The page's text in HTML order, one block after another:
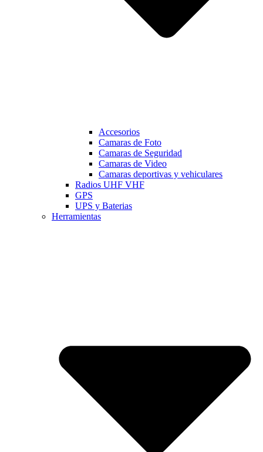
Accesorios
Camaras de Foto
Camaras de Seguridad
Camaras de Video
Camaras deportivas y vehiculares
Radios UHF VHF
GPS
UPS y Baterias
Herramientas